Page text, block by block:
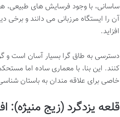
ساسانی، با وجود فرسایش های طبیعی،
آن را ایستگاه مرزبانی می دانند و برخی
افزاید.
دسترسی به طاق گرا بسیار آسان است و
کنند. این بنا، با معماری ساده اما
خاصی برای علاقه مندان به باستان
قلعه یزدگرد (زیج منیژه):